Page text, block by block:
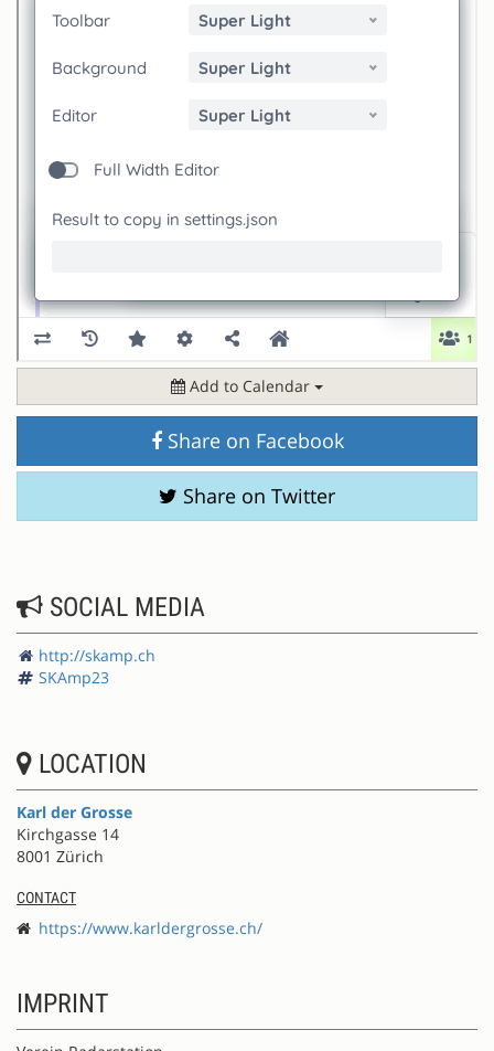
Add to Calendar
Share on Facebook
Share on Twitter
SOCIAL MEDIA
http://skamp.ch
SKAmp23
LOCATION
Karl der Grosse
Kirchgasse 14
8001 Zürich
CONTACT
https://www.karldergrosse.ch/
IMPRINT